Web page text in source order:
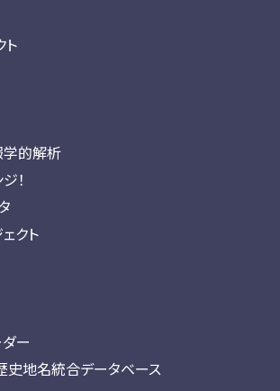
ト
的解析
！
クト
ー
史地名統合データベース